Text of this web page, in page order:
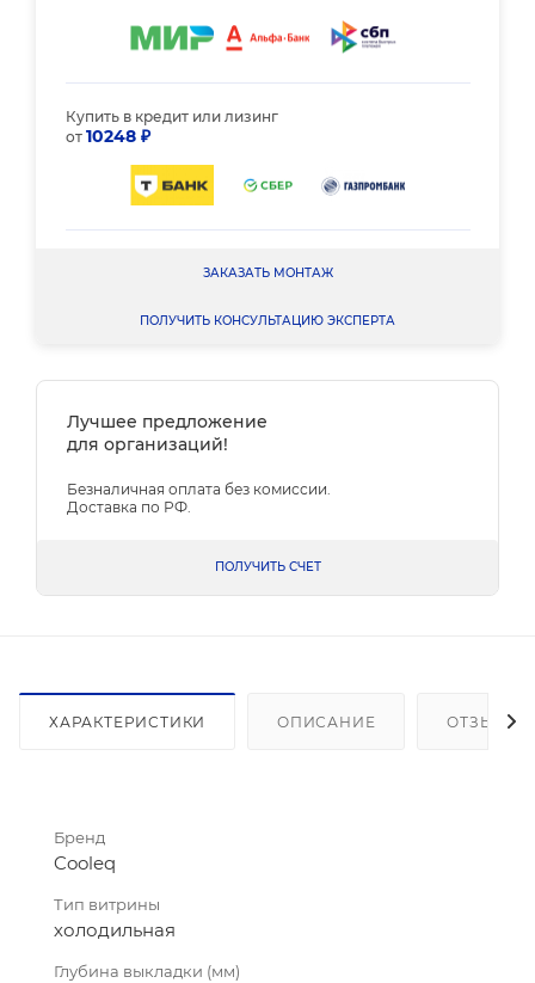
Купить в кредит или лизинг
от 10248 ₽
ЗАКАЗАТЬ МОНТАЖ
ПОЛУЧИТЬ КОНСУЛЬТАЦИЮ ЭКСПЕРТА
Лучшее предложение
для организаций!
Безналичная оплата без комиссии.
Доставка по РФ.
ПОЛУЧИТЬ СЧЕТ
ХАРАКТЕРИСТИКИ ОПИСАНИЕ ОТЗЫВЫ
Бренд
Cooleq
Тип витрины
холодильная
Глубина выкладки (мм)